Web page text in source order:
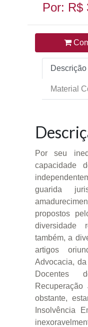
Por: R$
Descrição
Material
Por seu
capacidade
guarida
propostos
diversidade
também, a
artigos
Advocacia,
Docentes
obstante,
Insolvência